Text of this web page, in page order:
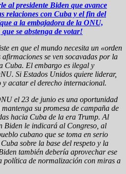
al presidente Biden que avance
relaciones con Cuba y el fin del
a la embajadora de la ONU,
se abstenga de votar!
en que el mundo necesita un «orden
afirmaciones se ven socavadas por la
Cuba. El embargo es ilegal y
Si Estados Unidos quiere liderar,
acatar el derecho internacional.
el 23 de junio es una oportunidad
su promesa de campaña de
hacia Cuba de la era Trump. Al
Biden le indicará al Congreso, al
cubano que se toma en serio
sobre la base del respeto y la
también debería aprovechar ese
política de normalización con miras a